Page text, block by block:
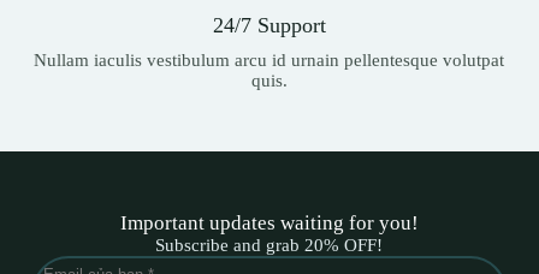
24/7 Support
Nullam iaculis vestibulum arcu id urnain pellentesque volutpat
quis.
Important updates waiting for you!
Subscribe and grab 20% OFF!